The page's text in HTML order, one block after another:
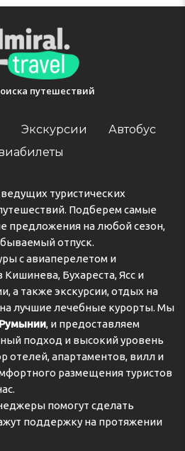
availability upon check-in and may
requests cannot be guaranteed
ANCV Chèques-vacances, and
Guests will receive an email
their accommodation through a
путешествий
Экскурсии
Автобус
туристических
Подберем самые
предложения на любой сезон,
отпуск.
с авиаперелетом и
Бухареста, Ясс и
а также экскурсии, отдых на
на лучшие лечебные курорты. Мы
Румынии, и предоставляем
подход и высокий уровень
отелей, апартаментов, вилл и
размещения туристов
помогут сделать
поддержку на протяжении